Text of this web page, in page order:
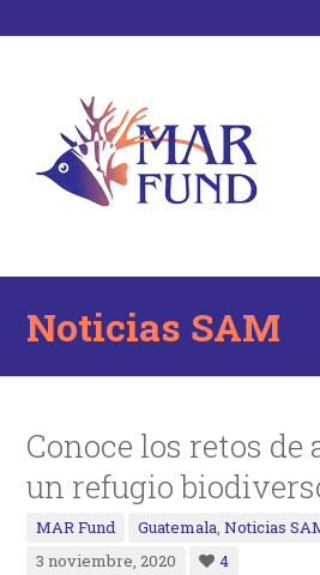
Noticias SAM
Conoce los retos
un refugio
MAR Fund Guatemala,Noticias
3 noviembre, 2020
4